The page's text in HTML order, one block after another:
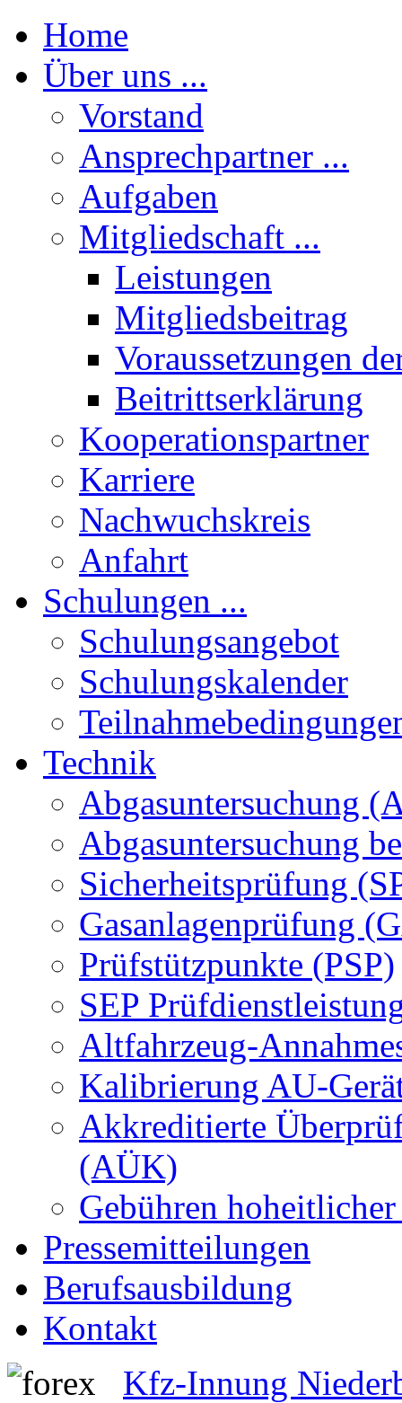
Home
Über uns ...
Vorstand
Ansprechpartner ...
Aufgaben
Mitgliedschaft ...
Leistungen
Mitgliedsbeitrag
Voraussetzungen
Beitrittserklärung
Kooperationspartner
Karriere
Nachwuchskreis
Anfahrt
Schulungen ...
Schulungsangebot
Schulungskalender
Technik
Abgasuntersuchung
Abgasuntersuchung
Sicherheitsprüfung
Gasanlagenprüfung
Prüfstützpunkte (PSP)
SEP
Altfahrzeug-
Kalibrierung AU-
Akkreditierte
(AÜK)
Gebühren
Pressemitteilungen
Berufsausbildung
Kontakt
Kfz-Innung